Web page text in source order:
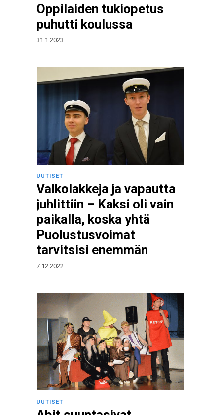
Oppilaiden tukiopetus
puhutti koulussa
31.1.2023
UUTISET
Valkolakkeja ja vapautta
juhlittiin – Kaksi oli vain
paikalla, koska yhtä
Puolustusvoimat
tarvitsisi enemmän
7.12.2022
UUTISET